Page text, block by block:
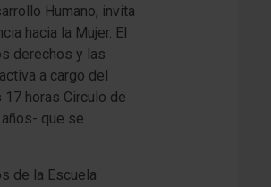
Humano, invita
hacia la Mujer. El
derechos y las
a cargo del
horas Circulo de
que se
de la Escuela